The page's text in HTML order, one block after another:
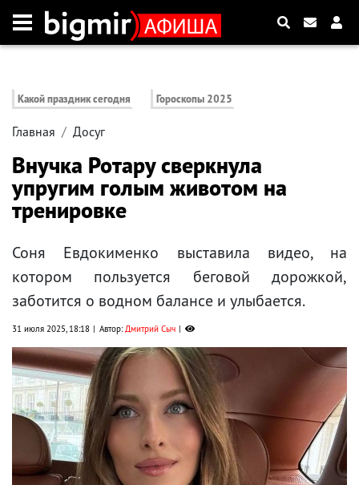
Какой праздник сегодня Гороскопы 2025
Главная Досуг
Внучка Ротару сверкнула
упругим голым животом на
тренировке
Соня Евдокименко выставила видео, на
котором пользуется беговой дорожкой,
заботится о водном балансе и улыбается.
31 июля 2025, 18:18 Автор:Дмитрий Сыч